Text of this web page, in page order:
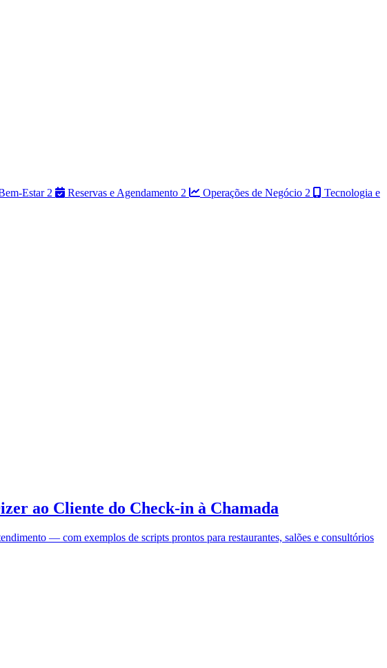
Estar 2 Reservas e Agendamento 2 Operações de Negócio 2
Tecnologia e
ao Cliente do Check-in à Chamada
— com exemplos de scripts prontos para restaurantes, salões e consultórios